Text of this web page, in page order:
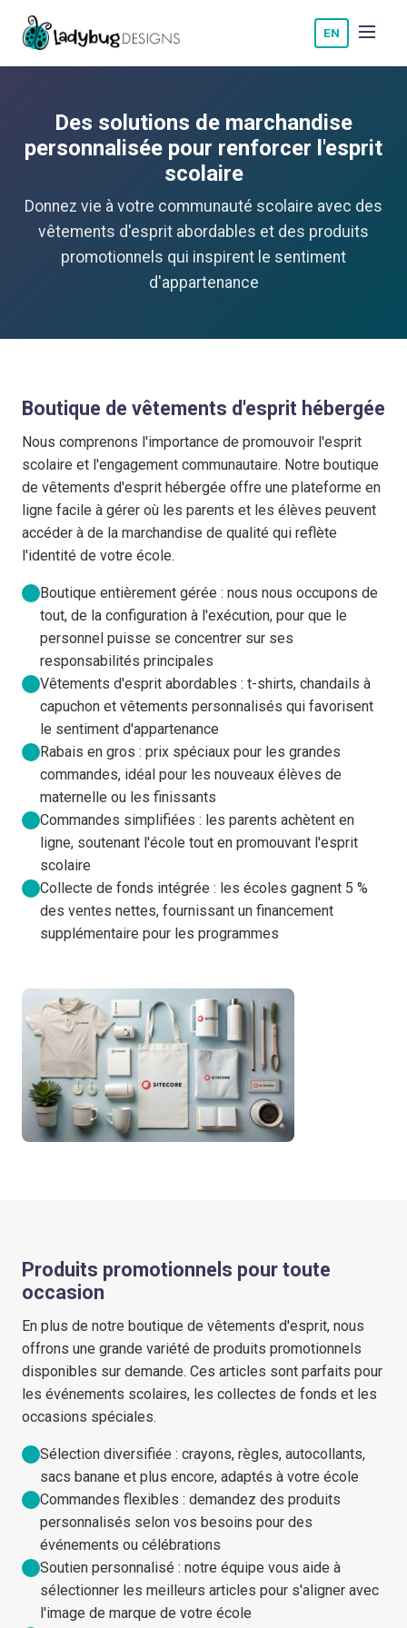
EN
Des solutions de marchandise
personnalisée pour renforcer l'esprit
scolaire
Donnez vie à votre communauté scolaire avec des
vêtements d'esprit abordables et des produits
promotionnels qui inspirent le sentiment
d'appartenance
Boutique de vêtements d'esprit hébergée
Nous comprenons l'importance de promouvoir l'esprit
scolaire et l'engagement communautaire. Notre boutique
de vêtements d'esprit hébergée offre une plateforme en
ligne facile à gérer où les parents et les élèves peuvent
accéder à de la marchandise de qualité qui reflète
l'identité de votre école.
Boutique entièrement gérée : nous nous occupons de
tout, de la configuration à l'exécution, pour que le
personnel puisse se concentrer sur ses
responsabilités principales
Vêtements d'esprit abordables : t-shirts, chandails à
capuchon et vêtements personnalisés qui favorisent
le sentiment d'appartenance
Rabais en gros : prix spéciaux pour les grandes
commandes, idéal pour les nouveaux élèves de
maternelle ou les finissants
Commandes simplifiées : les parents achètent en
ligne, soutenant l'école tout en promouvant l'esprit
scolaire
Collecte de fonds intégrée : les écoles gagnent 5 %
des ventes nettes, fournissant un financement
supplémentaire pour les programmes
Produits promotionnels pour toute
occasion
En plus de notre boutique de vêtements d'esprit, nous
offrons une grande variété de produits promotionnels
disponibles sur demande. Ces articles sont parfaits pour
les événements scolaires, les collectes de fonds et les
occasions spéciales.
Sélection diversifiée : crayons, règles, autocollants,
sacs banane et plus encore, adaptés à votre école
Commandes flexibles : demandez des produits
personnalisés selon vos besoins pour des
événements ou célébrations
Soutien personnalisé : notre équipe vous aide à
sélectionner les meilleurs articles pour s'aligner avec
l'image de marque de votre école